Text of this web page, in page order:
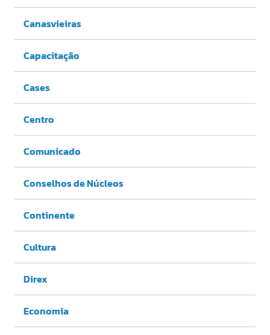
Canasvieiras
Capacitação
Cases
Centro
Comunicado
Conselhos de Núcleos
Continente
Cultura
Direx
Economia